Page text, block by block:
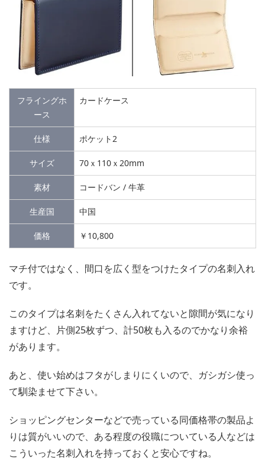
フライングホ
ース
カードケース
仕様 ポケット2
サイズ 70ｘ110ｘ20mm
素材 コードバン / 牛革
生産国 中国
価格 ￥10,800
マチ付ではなく、間口を広く型をつけたタイプの名刺入れ
です。
このタイプは名刺をたくさん入れてないと隙間が気になり
ますけど、片側25枚ずつ、計50枚も入るのでかなり余裕
があります。
あと、使い始めはフタがしまりにくいので、ガシガシ使っ
て馴染ませて下さい。
ショッピングセンターなどで売っている同価格帯の製品よ
りは質がいいので、ある程度の役職についている人などは
こういった名刺入れを持っておくと安心ですね。